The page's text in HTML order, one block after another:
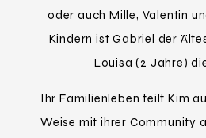
oder auch Mille, Valentin
Kindern ist Gabriel der
Louisa (2 Jahre)
Ihr Familienleben teilt Kim
Weise mit ihrer Community